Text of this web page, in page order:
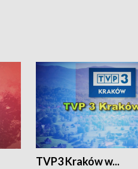
TVP3 Kraków w...